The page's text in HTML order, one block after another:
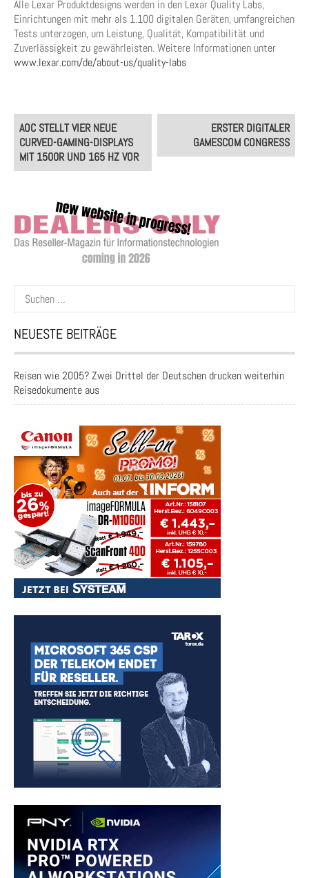
Alle Lexar Produktdesigns werden in den Lexar Quality Labs,
Einrichtungen mit mehr als 1.100 digitalen Geräten, umfangreichen
Tests unterzogen, um Leistung, Qualität, Kompatibilität und
Zuverlässigkeit zu gewährleisten. Weitere Informationen unter
www.lexar.com/de/about-us/quality-labs
Post
navigation
AOC STELLT VIER NEUE
CURVED-GAMING-DISPLAYS
MIT 1500R UND 165 HZ VOR
ERSTER DIGITALER
GAMESCOM CONGRESS
Suchen
nach:
NEUESTE BEITRÄGE
Reisen wie 2005? Zwei Drittel der Deutschen drucken weiterhin
Reisedokumente aus